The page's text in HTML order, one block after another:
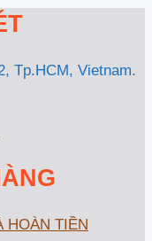
Tp.HCM, Vietnam.
HOÀN TIỀN